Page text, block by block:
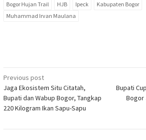
Bogor Hujan Trail HJB Ipeck
Kabupaten Bogor
Muhammad Irvan Maulana
Post
navigation
Previous post
Jaga Ekosistem Situ Citatah,
Bupati dan Wabup Bogor, Tangkap
220 Kilogram Ikan Sapu-Sapu
Bupati
Bogor